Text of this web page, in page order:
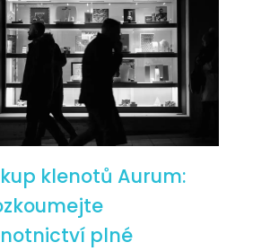
klenotů Aurum:
plné